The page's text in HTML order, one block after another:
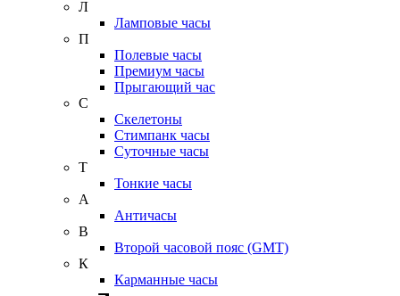
Л
Ламповые часы
П
Полевые часы
Премиум часы
Прыгающий час
С
Скелетоны
Стимпанк часы
Суточные часы
Т
Тонкие часы
А
Античасы
В
Второй часовой пояс (GMT)
К
Карманные часы